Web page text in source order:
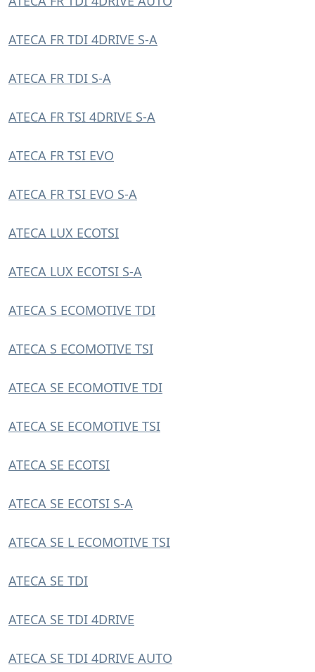
ATECA FR TDI 4DRIVE S-A
ATECA FR TDI S-A
ATECA FR TSI 4DRIVE S-A
ATECA FR TSI EVO
ATECA FR TSI EVO S-A
ATECA LUX ECOTSI
ATECA LUX ECOTSI S-A
ATECA S ECOMOTIVE TDI
ATECA S ECOMOTIVE TSI
ATECA SE ECOMOTIVE TDI
ATECA SE ECOMOTIVE TSI
ATECA SE ECOTSI
ATECA SE ECOTSI S-A
ATECA SE L ECOMOTIVE TSI
ATECA SE TDI
ATECA SE TDI 4DRIVE
ATECA SE TDI 4DRIVE AUTO